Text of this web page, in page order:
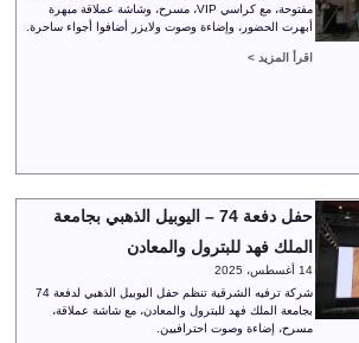
مفتوحة، مع كراسي VIP، مسرح، وشاشة عملاقة مبهرة
أبهرت الحضور، وإضاءة وصوت ولايزر أضافوا أجواء ساحرة.
اقرأ المزيد >
حفل دفعة 74 – اليوبيل الذهبي بجامعة
الملك فهد للبترول والمعادن
14 أغسطس، 2025
شركة ترفيه الشرقية تنظم حفل اليوبيل الذهبي لدفعة 74
بجامعة الملك فهد للبترول والمعادن، مع شاشة عملاقة،
مسرح، إضاءة وصوت احترافيين.